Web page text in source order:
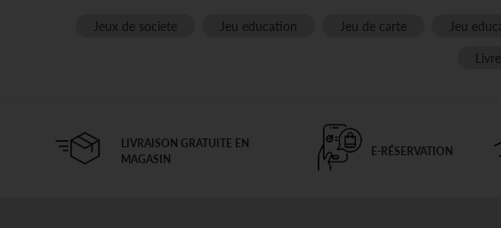
Jeux de societe Jeu education Jeu de carte Jeu
LIVRAISON GRATUITE EN
MAGASIN
E-RÉSERVATION